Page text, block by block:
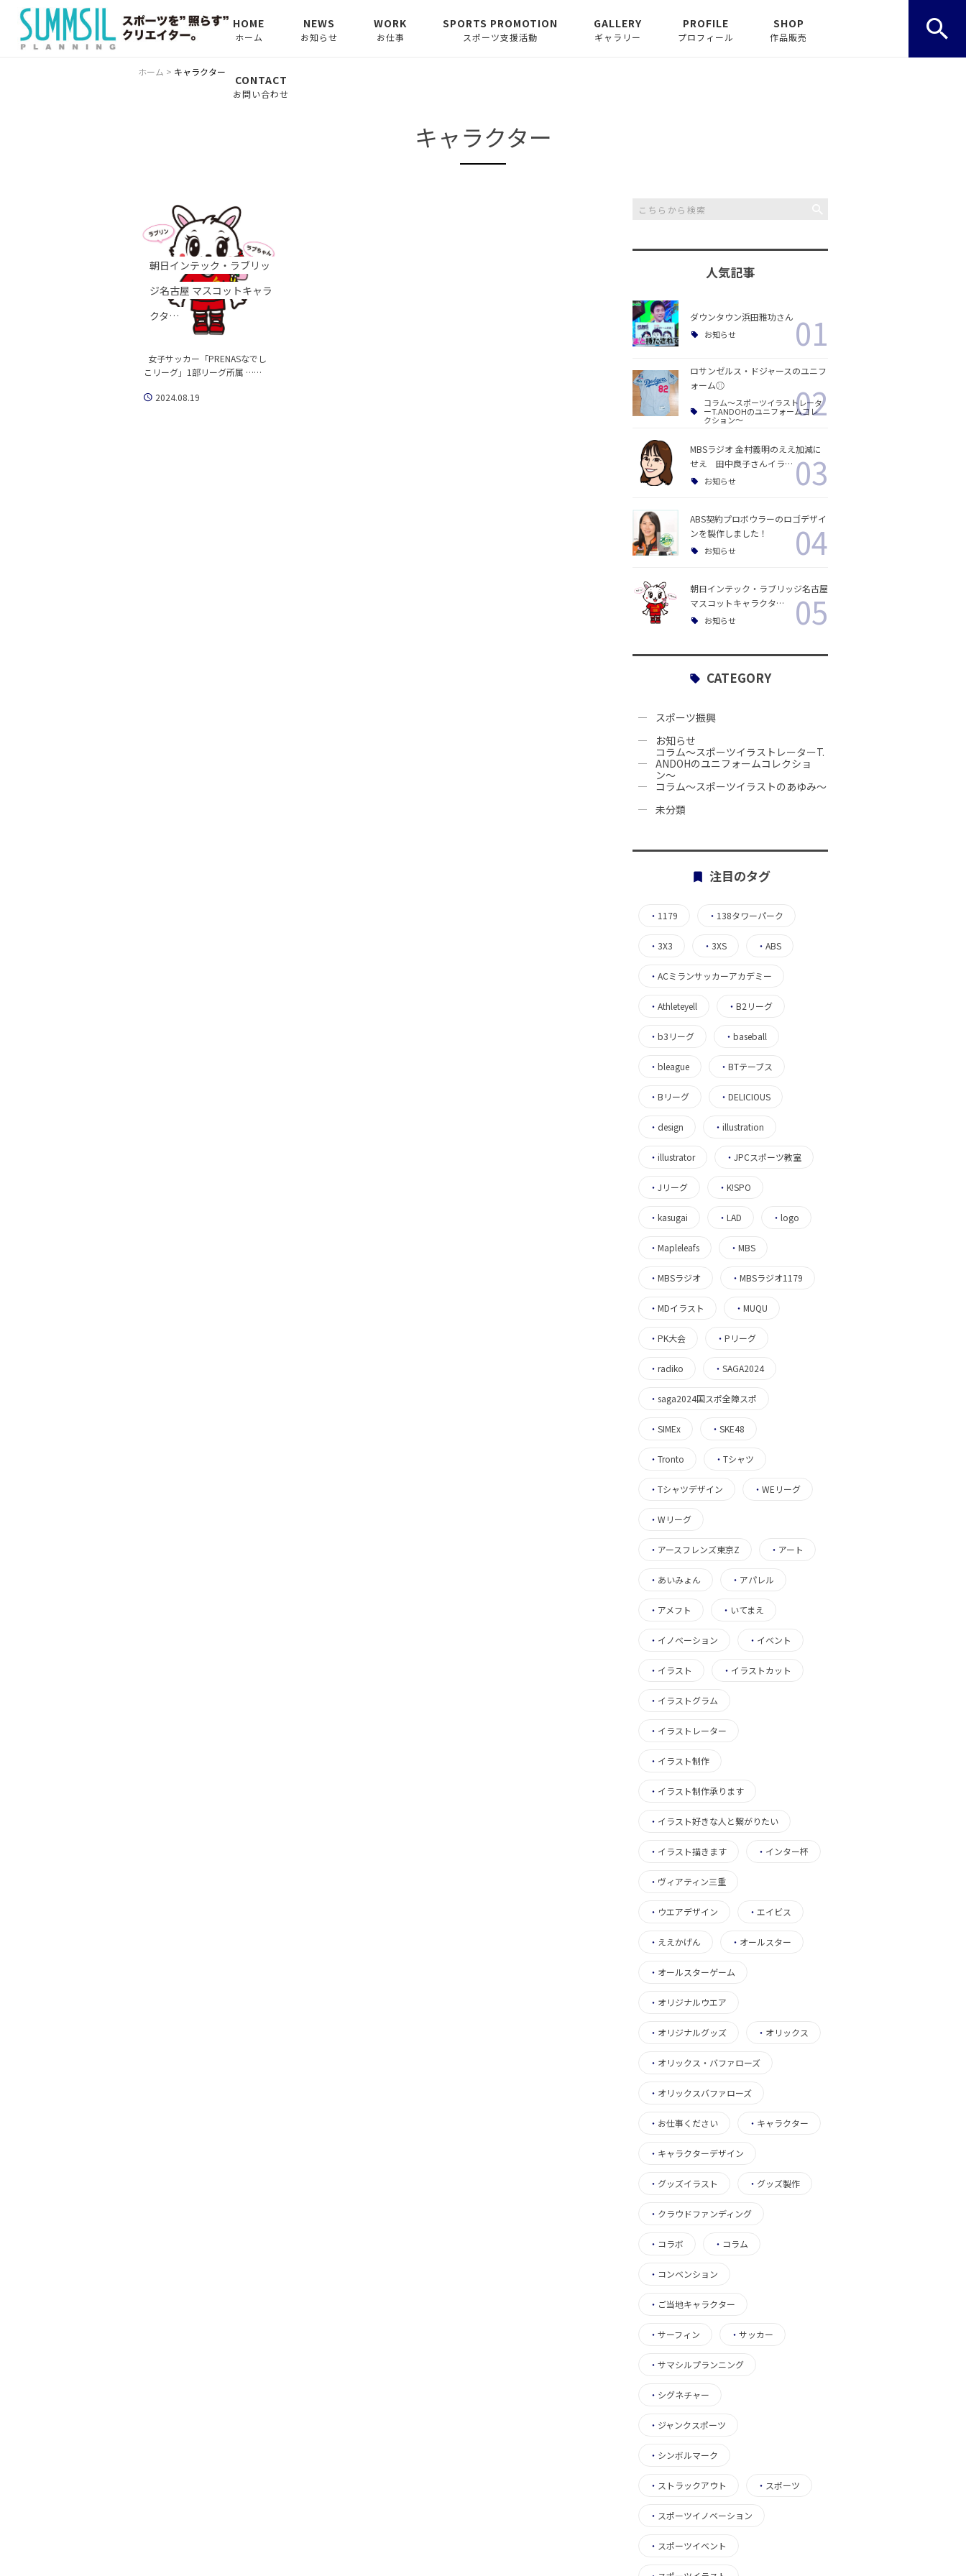
HOME
ホーム
NEWS
お知らせ
WORK
お仕事
SPORTS PROMOTION
スポーツ支援活動
Launcher
ムオーダーインソール
GALLERY
ギャラリー
PROFILE
プロフィール
SHOP
作品販売
CONTACT
お問い合わせ
ホーム > キャラクター
キャラクター
朝日インテック・ラブリッ
ジ名古屋 マスコットキャラ
クタ…
女子サッカー「PRENASなでし
こリーグ」1部リーグ所属 ……
2024.08.19
人気記事
ダウンタウン浜田雅功さん
お知らせ 01
ロサンゼルス・ドジャースのユニフ
ォーム⚾️
コラム〜スポーツイラストレータ
ーT.ANDOHのユニフォームコレ
クション〜 02
MBSラジオ 金村義明のええ加減に
せえ 田中良子さんイラ…
お知らせ 03
ABS契約プロボウラーのロゴデザイ
ンを製作しました！
お知らせ 04
朝日インテック・ラブリッジ名古屋
マスコットキャラクタ…
お知らせ 05
CATEGORY
スポーツ振興
お知らせ
コラム〜スポーツイラストレーターT.
ANDOHのユニフォームコレクショ
ン〜
コラム〜スポーツイラストのあゆみ〜
未分類
注目のタグ
・ 1179 ・ 138タワーパーク
・ 3X3 ・ 3XS ・ ABS
・ ACミランサッカーアカデミー
・ Athleteyell ・ B2リーグ
・ b3リーグ ・ baseball
・ bleague ・ BTテーブス
・ Bリーグ ・ DELICIOUS
・ design ・ illustration
・ illustrator ・ JPCスポーツ教室
・ Jリーグ ・ K!SPO
・ kasugai ・ LAD ・ logo
・ Mapleleafs ・ MBS
・ MBSラジオ ・ MBSラジオ1179
・ MDイラスト ・ MUQU
・ PK大会 ・ Pリーグ
・ radiko ・ SAGA2024
・ saga2024国スポ全障スポ
・ SIMEx ・ SKE48
・ Tronto ・ Tシャツ
・ Tシャツデザイン ・ WEリーグ
・ Wリーグ
・ アースフレンズ東京Z ・ アート
・ あいみょん ・ アパレル
・ アメフト ・ いてまえ
・ イノベーション ・ イベント
・ イラスト ・ イラストカット
・ イラストグラム
・ イラストレーター
・ イラスト制作
・ イラスト制作承ります
・ イラスト好きな人と繋がりたい
・ イラスト描きます ・ インター杯
・ ヴィアティン三重
・ ウエアデザイン ・ エイビス
・ ええかげん ・ オールスター
・ オールスターゲーム
・ オリジナルウエア
・ オリジナルグッズ ・ オリックス
・ オリックス・バファローズ
・ オリックスバファローズ
・ お仕事ください ・ キャラクター
・ キャラクターデザイン
・ グッズイラスト ・ グッズ製作
・ クラウドファンディング
・ コラボ ・ コラム
・ コンベンション
・ ご当地キャラクター
・ サーフィン ・ サッカー
・ サマシルプランニング
・ シグネチャー
・ ジャンクスポーツ
・ シンボルマーク
・ ストラックアウト ・ スポーツ
・ スポーツイノベーション
・ スポーツイベント